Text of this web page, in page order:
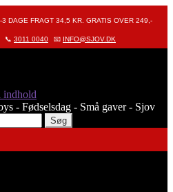
DAGE FRAGT 34,5 KR. GRATIS OVER 249,-
📞 3011 0040 📧 INFO@SJOV.DK
indhold
Søg